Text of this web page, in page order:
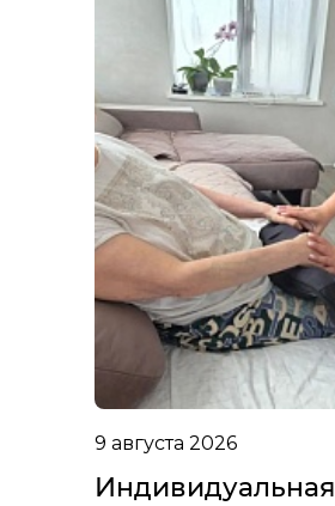
9 августа 2026
Индивидуальная